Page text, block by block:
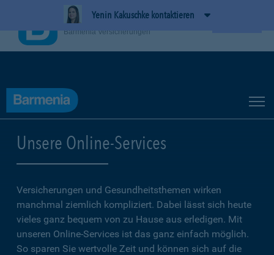
Yenin Kakuschke kontaktieren
Unsere Online-Services
Versicherungen und Gesundheitsthemen wirken
manchmal ziemlich kompliziert. Dabei lässt sich heute
vieles ganz bequem von zu Hause aus erledigen. Mit
unseren Online-Services ist das ganz einfach möglich.
So sparen Sie wertvolle Zeit und können sich auf die
BarmeniaApp
Barmenia Versicherungen